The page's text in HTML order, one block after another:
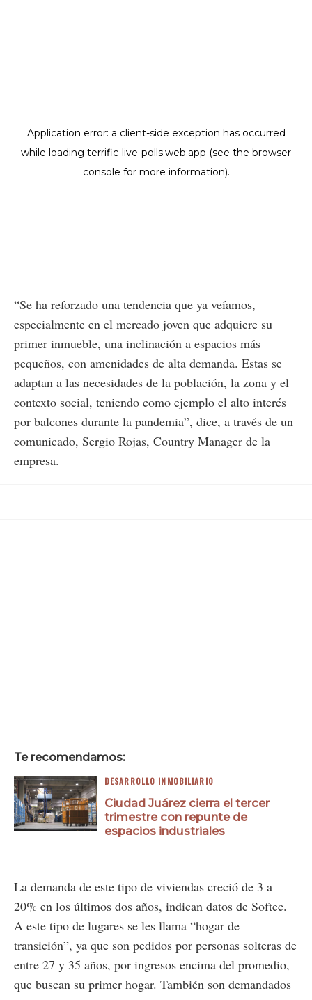
“Se ha reforzado una tendencia que ya veíamos,
especialmente en el mercado joven que adquiere su
primer inmueble, una inclinación a espacios más
pequeños, con amenidades de alta demanda. Estas se
adaptan a las necesidades de la población, la zona y el
contexto social, teniendo como ejemplo el alto interés
por balcones durante la pandemia”, dice, a través de un
comunicado, Sergio Rojas, Country Manager de la
empresa.
Te recomendamos:
DESARROLLO INMOBILIARIO
Ciudad Juárez cierra el tercer
trimestre con repunte de
espacios industriales
La demanda de este tipo de viviendas creció de 3 a
20% en los últimos dos años, indican datos de Softec.
A este tipo de lugares se les llama “hogar de
transición”, ya que son pedidos por personas solteras de
entre 27 y 35 años, por ingresos encima del promedio,
que buscan su primer hogar. También son demandados